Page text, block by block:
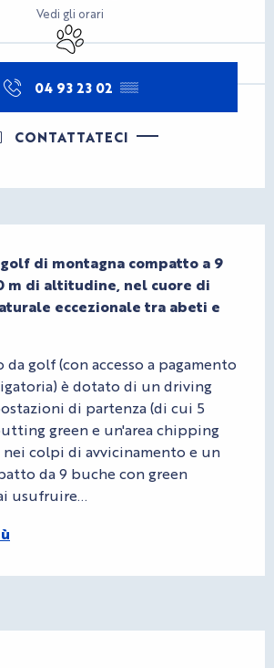
Vedi gli orari
Animali ammessi
04 93 23 02 ▒▒
CONTATTATECI
di montagna compatto a 9
m di altitudine, nel cuore di
eccezionale tra abeti e
golf (con accesso a pagamento
è dotato di un driving
di partenza (di cui 5
green e un'area chipping
nei colpi di avvicinamento e un
da 9 buche con green
usufruire...